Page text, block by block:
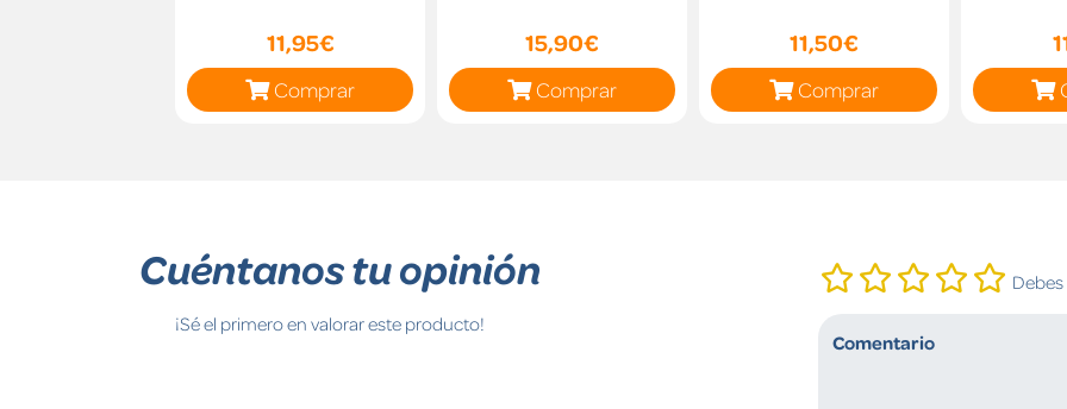
11,95€
Comprar
15,90€
Comprar
11,50€
Comprar
Cuéntanos tu opinión
¡Sé el primero en valorar este producto!